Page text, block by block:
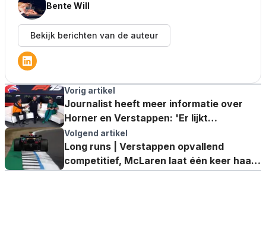
Bente Will
Bekijk berichten van de auteur
Vorig artikel
Journalist heeft meer informatie over
Horner en Verstappen: 'Er lijkt
duidelijkheid te zijn'
Volgend artikel
Long runs | Verstappen opvallend
competitief, McLaren laat één keer haar
potentieel zien